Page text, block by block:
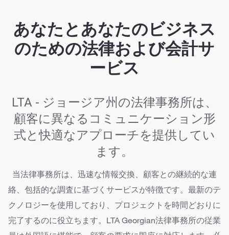
あなたとあなたのビジネス
のための法律および会計サ
ービス
LTA - ジョージア州の法律事務所は、
顧客に異なるコミュニケーション形
式と快適なアプローチを提供してい
ます。
当法律事務所は、迅速な情報交換、顧客との継続的な連
絡、包括的な調査に基づくサービスが特徴です。最新のテ
クノロジーを使用しており、プロジェクトを時間どおりに
完了するのに役立ちます。LTA Georgian法律事務所の従業